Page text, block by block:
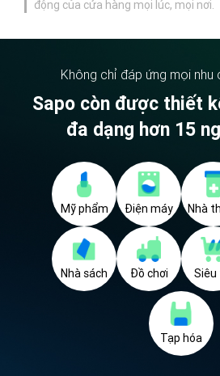
động của cửa hàng mọi lúc, mọi nơi.
Không chỉ đáp ứng mọi nhu
Sapo còn được thiết
đa dạng hơn 15
Mỹ phẩm Điện máy Nhà
Nhà sách Đồ chơi Siêu
Tạp hóa